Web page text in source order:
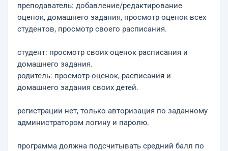
преподаватель: добавление/редактирование
оценок, домашнего задания, просмотр оценок всех
студентов, просмотр своего расписания.
студент: просмотр своих оценок расписания и
домашнего задания.
родитель: просмотр оценок, расписания и
домашнего задания своих детей.
регистрации нет, только авторизация по заданному
администратором логину и паролю.
программа должна подсчитывать средний балл по